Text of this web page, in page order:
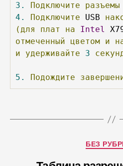
3. Подключите разъемы
4.
Подключите USB
(для
плат на Intel
отмеченный
цветом и
и
удерживайте 3
5. Подождите
БЕЗ